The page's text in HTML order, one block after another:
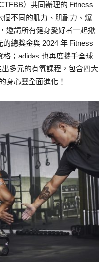
）共同辦理的 Fitness
個不同的肌力、肌耐力、爆
邀請所有健身愛好者一起揪
總獎金與 2024 年 Fitness
格；adidas 也再度攜手全球
多元的有氧課程，包含四大
身心靈全面進化！